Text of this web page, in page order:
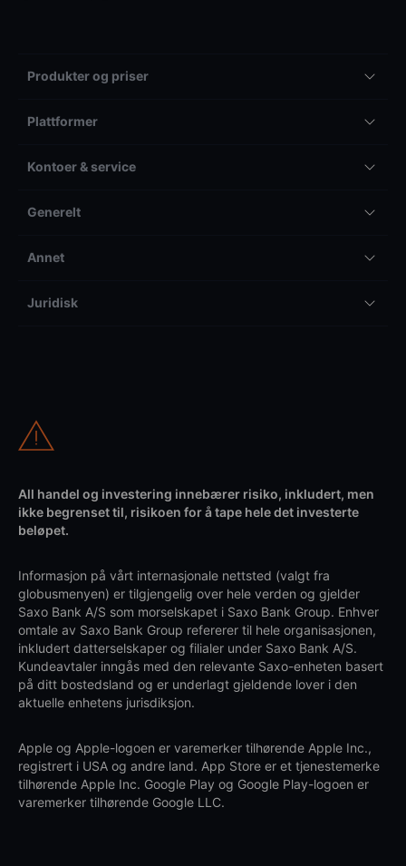
Produkter og priser
Plattformer
Kontoer & service
Generelt
Annet
Juridisk
All handel og investering innebærer risiko, inkludert, men
ikke begrenset til, risikoen for å tape hele det investerte
beløpet.
Informasjon på vårt internasjonale nettsted (valgt fra
globusmenyen) er tilgjengelig over hele verden og gjelder
Saxo Bank A/S som morselskapet i Saxo Bank Group. Enhver
omtale av Saxo Bank Group refererer til hele organisasjonen,
inkludert datterselskaper og filialer under Saxo Bank A/S.
Kundeavtaler inngås med den relevante Saxo-enheten basert
på ditt bostedsland og er underlagt gjeldende lover i den
aktuelle enhetens jurisdiksjon.
Apple og Apple-logoen er varemerker tilhørende Apple Inc.,
registrert i USA og andre land. App Store er et tjenestemerke
tilhørende Apple Inc. Google Play og Google Play-logoen er
varemerker tilhørende Google LLC.